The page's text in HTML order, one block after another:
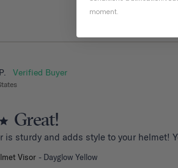
Great!
is sturdy and adds style to your helmet!
Visor Dayglow Yellow
moment.